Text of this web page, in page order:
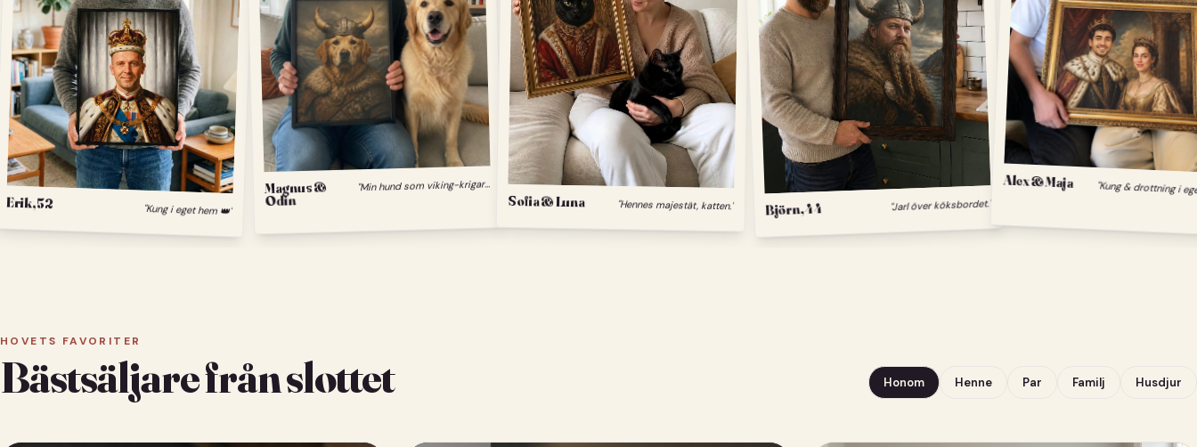
Erik, 52 "Kung i eget hem 👑"
Magnus &
Odin
"
Min hund som viking-krigare."
Sofia & Luna "Hennes majestät, katten." Björn, 44 "Jarl över köksbordet."
Alex & Maja "Kung & drottning i
HOVETS FAVORITER
Bästsäljare från slottet Honom Henne Par Familj Husdjur